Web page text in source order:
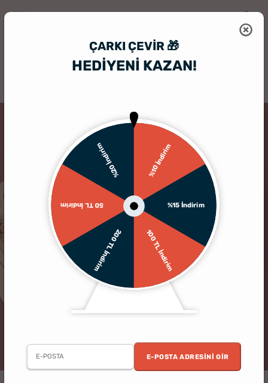
ÇARKI ÇEVIR 🎁
HEDİYENİ KAZAN!
%10 İndirim
%15 İndirim
100 TL İndirim
200 TL İndirim
50 TL İndirim
%20 İndirim
E-POSTA ADRESINI GIR